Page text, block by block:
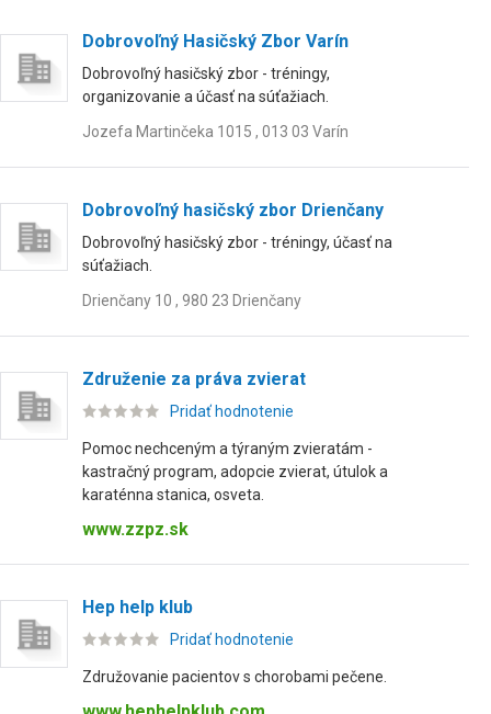
Dobrovoľný Hasičský Zbor Varín
Dobrovoľný hasičský zbor - tréningy,
organizovanie a účasť na súťažiach.
Jozefa Martinčeka 1015 , 013 03 Varín
Dobrovoľný hasičský zbor Drienčany
Dobrovoľný hasičský zbor - tréningy, účasť na
súťažiach.
Drienčany 10 , 980 23 Drienčany
Združenie za práva zvierat
Pridať hodnotenie
Pomoc nechceným a týraným zvieratám -
kastračný program, adopcie zvierat, útulok a
karaténna stanica, osveta.
www.zzpz.sk
Hep help klub
Pridať hodnotenie
Združovanie pacientov s chorobami pečene.